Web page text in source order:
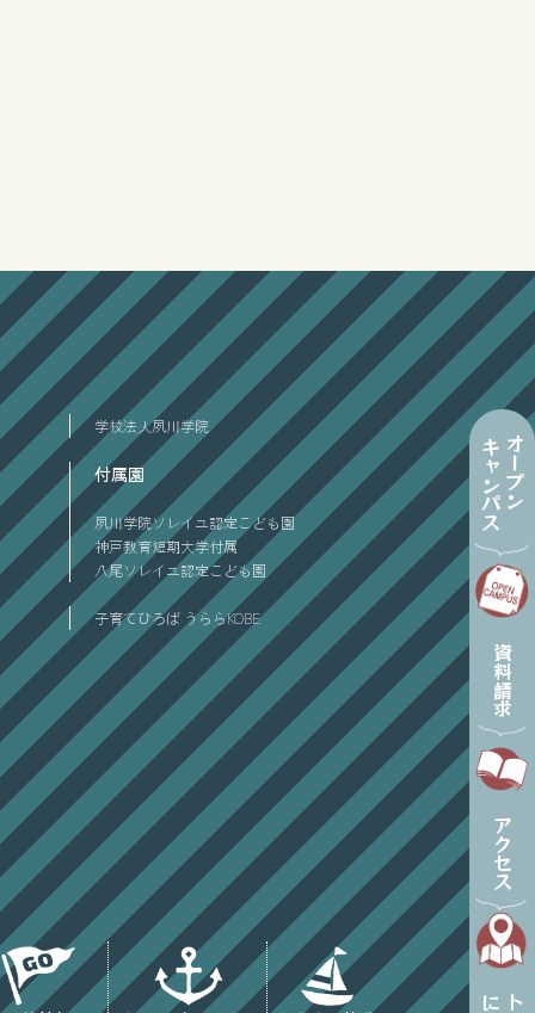
学校法人夙川学院
付属園
夙川学院ソレイユ認定こども園
神戸教育短期大学付属
八尾ソレイユ認定こども園
子育てひろば うららKOBE
オープン
キャンパス
資料請求
アクセス